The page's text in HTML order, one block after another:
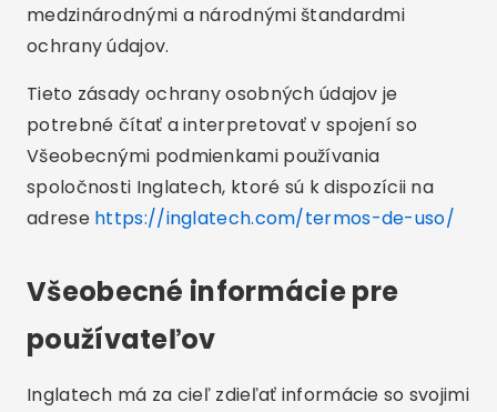
medzinárodnými a národnými štandardmi
ochrany údajov.
Tieto zásady ochrany osobných údajov je
potrebné čítať a interpretovať v spojení so
Všeobecnými podmienkami používania
spoločnosti Inglatech, ktoré sú k dispozícii na
adrese https://inglatech.com/termos-de-uso/
Všeobecné informácie pre
používateľov
Inglatech má za cieľ zdieľať informácie so svojimi